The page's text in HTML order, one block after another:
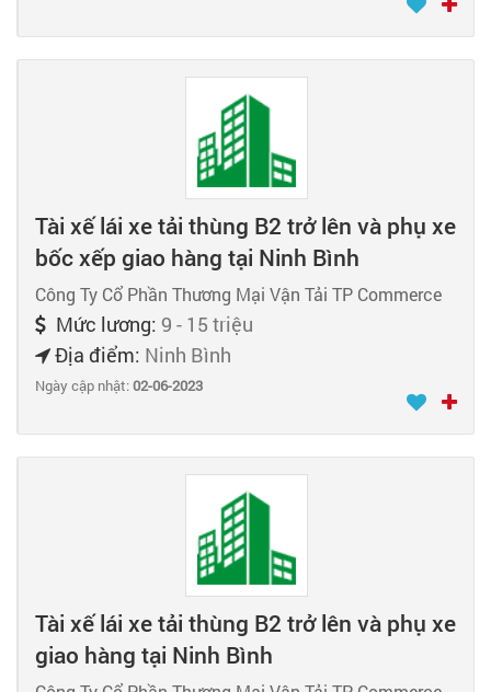
Tài xế lái xe tải thùng B2 trở lên và phụ xe
bốc xếp giao hàng tại Ninh Bình
Công Ty Cổ Phần Thương Mại Vận Tải TP Commerce
Mức lương: 9 - 15 triệu
Địa điểm: Ninh Bình
Ngày cập nhật:02-06-2023
Tài xế lái xe tải thùng B2 trở lên và phụ xe
giao hàng tại Ninh Bình